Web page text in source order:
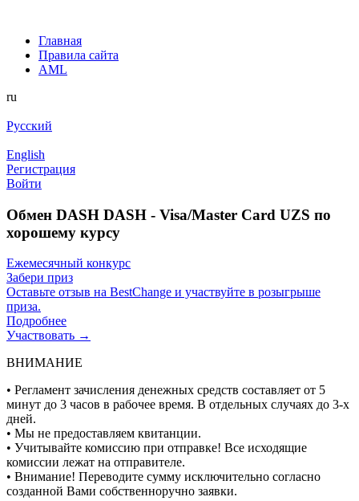
Главная
Правила сайта
AML
ru
Русский
English
Регистрация
Войти
Обмен DASH DASH - Visa/Master Card UZS по
хорошему курсу
Ежемесячный конкурс
Забери приз
Оставьте отзыв на BestChange и участвуйте в розыгрыше
приза.
Подробнее
Участвовать →
ВНИМАНИЕ
• Регламент зачисления денежных средств составляет от 5
минут до 3 часов в рабочее время. В отдельных случаях до 3-х
дней.
• Мы не предоставляем квитанции.
• Учитывайте комиссию при отправке! Все исходящие
комиссии лежат на отправителе.
• Внимание! Переводите сумму исключительно согласно
созданной Вами собственноручно заявки.